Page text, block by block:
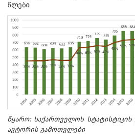
წლები
წყარო: საქართველოს სტატისტიკის
ავტორის გამოთვლები